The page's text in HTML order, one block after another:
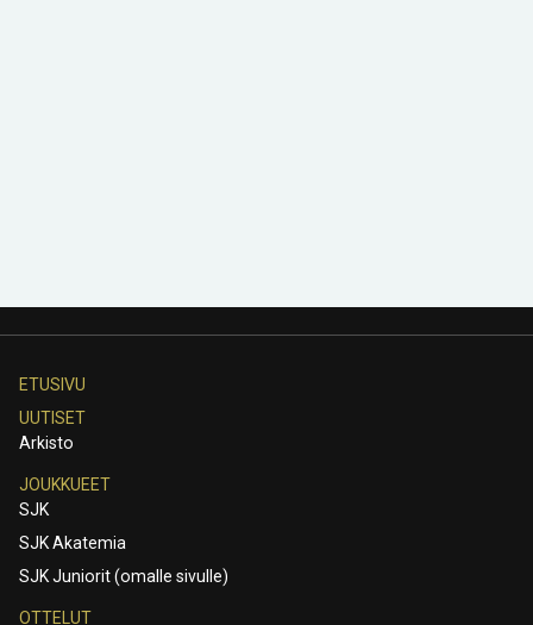
ETUSIVU
UUTISET
Arkisto
JOUKKUEET
SJK
SJK Akatemia
SJK Juniorit (omalle sivulle)
OTTELUT